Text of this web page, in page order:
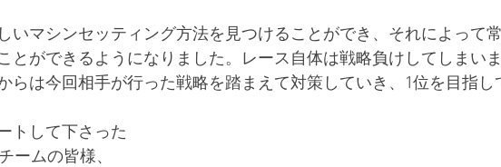
いマシンセッティング方法を見つけることができ、それによって
とができるようになりました。レース自体は戦略負けしてしまい
らは今回相手が行った戦略を踏まえて対策していき、1位を目指し
トして下さった
ームの皆様、